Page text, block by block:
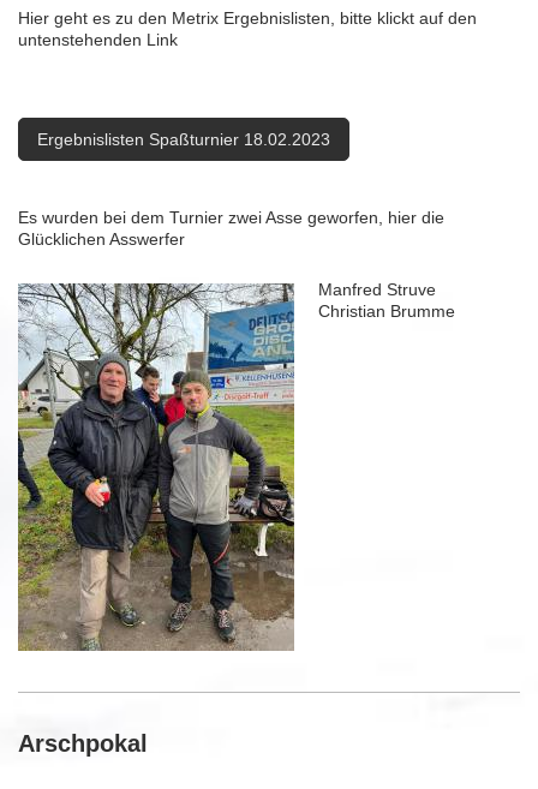
Hier geht es zu den Metrix Ergebnislisten, bitte klickt auf den
untenstehenden Link
Ergebnislisten Spaßturnier 18.02.2023
Es wurden bei dem Turnier zwei Asse geworfen, hier die
Glücklichen Asswerfer
Manfred Struve
Christian Brumme
Arschpokal